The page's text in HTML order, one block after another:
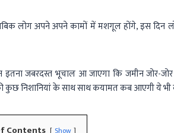
लोग अपने अपने कामों में मशगूल होंगे, इस दिन
जबरदस्त भूचाल आ जाएगा कि जमीन जोर-
निशानियां के साथ साथ कयामत कब आएगी ये भी